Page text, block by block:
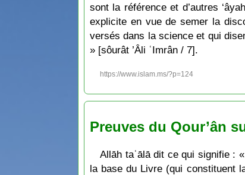
sont la référence et d’autres
explicite en vue de semer la
versés dans la science et qui
» [sôurât ’Âli ʿImrân / 7].
https://www.islam.ms/?p=124
Preuves du Qour’ân
Allāh taʿālā dit ce qui signifie :
la base du Livre (qui constituent